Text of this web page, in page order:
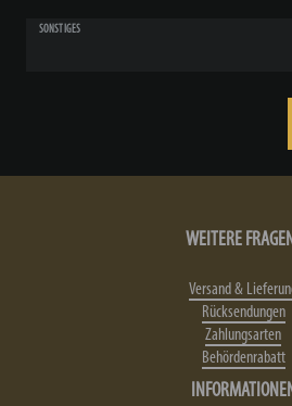
SONSTIGES
WEITERE
Versand &
Rücksendungen
Zahlungsarten
Behördenrabatt